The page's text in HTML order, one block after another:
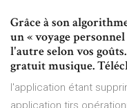
Grâce à son
un « voyage
l'autre selon vos
gratuit musique.
l'application étant